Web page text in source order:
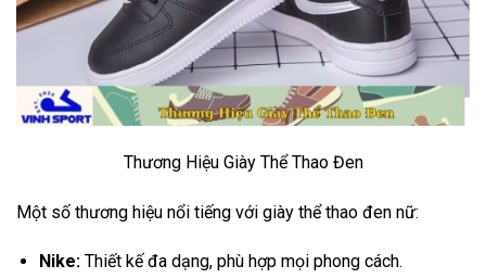
Thương Hiệu Giày Thể Thao Đen
Một số thương hiệu nổi tiếng với giày thể thao đen nữ:
Nike:Thiết kế đa dạng, phù hợp mọi phong cách.